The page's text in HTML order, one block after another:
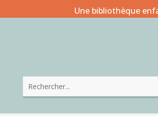
Une bibliothèque